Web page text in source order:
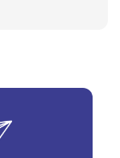
à l'année